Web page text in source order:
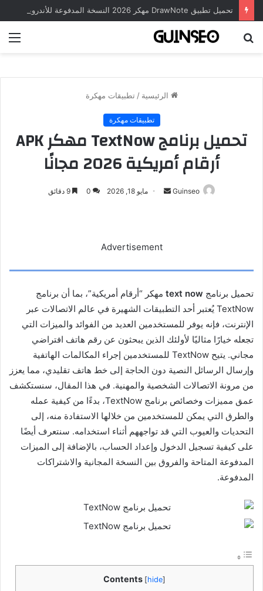
الرئيسية / تطبيقات مهكرة
تطبيقات مهكرة
تحميل برنامج TextNow مهكر APK
أرقام أمريكية 2026 مجانًا
Guinseo
أرسل مايو 18, 2026 0
Advertisement
تحميل برنامج text now مهكر “أرقام أمريكية”، بما أن برنامج
TextNow يُعتبر أحد التطبيقات الشهيرة في عالم الاتصالات عبر
الإنترنت، فإنه يوفر للمستخدمين العديد من الفوائد والميزات التي
تجعله خيارًا مثاليًا لأولئك الذين يبحثون عن رقم هاتف افتراضي
مجاني. يتيح TextNow للمستخدمين إجراء المكالمات الهاتفية
وإرسال الرسائل النصية دون الحاجة إلى خط هاتف تقليدي، مما يعزز
من مرونة الاتصالات الشخصية والمهنية. في هذا المقال، سنستكشف
عمق مميزات وخصائص برنامج TextNow، بدءًا من كيفية عمله
والطرق التي يمكن للمستخدمين من خلالها الاستفادة منه، إلى
التحديات والعيوب التي قد تواجههم أثناء استخدامه. سنتعرف أيضًا
على كيفية تسجيل الدخول وإعداد الحساب، بالإضافة إلى الميزات
المدفوعة المتاحة والفروق بين النسخة المجانية والاشتراكات
المدفوعة.
Contents [hide]